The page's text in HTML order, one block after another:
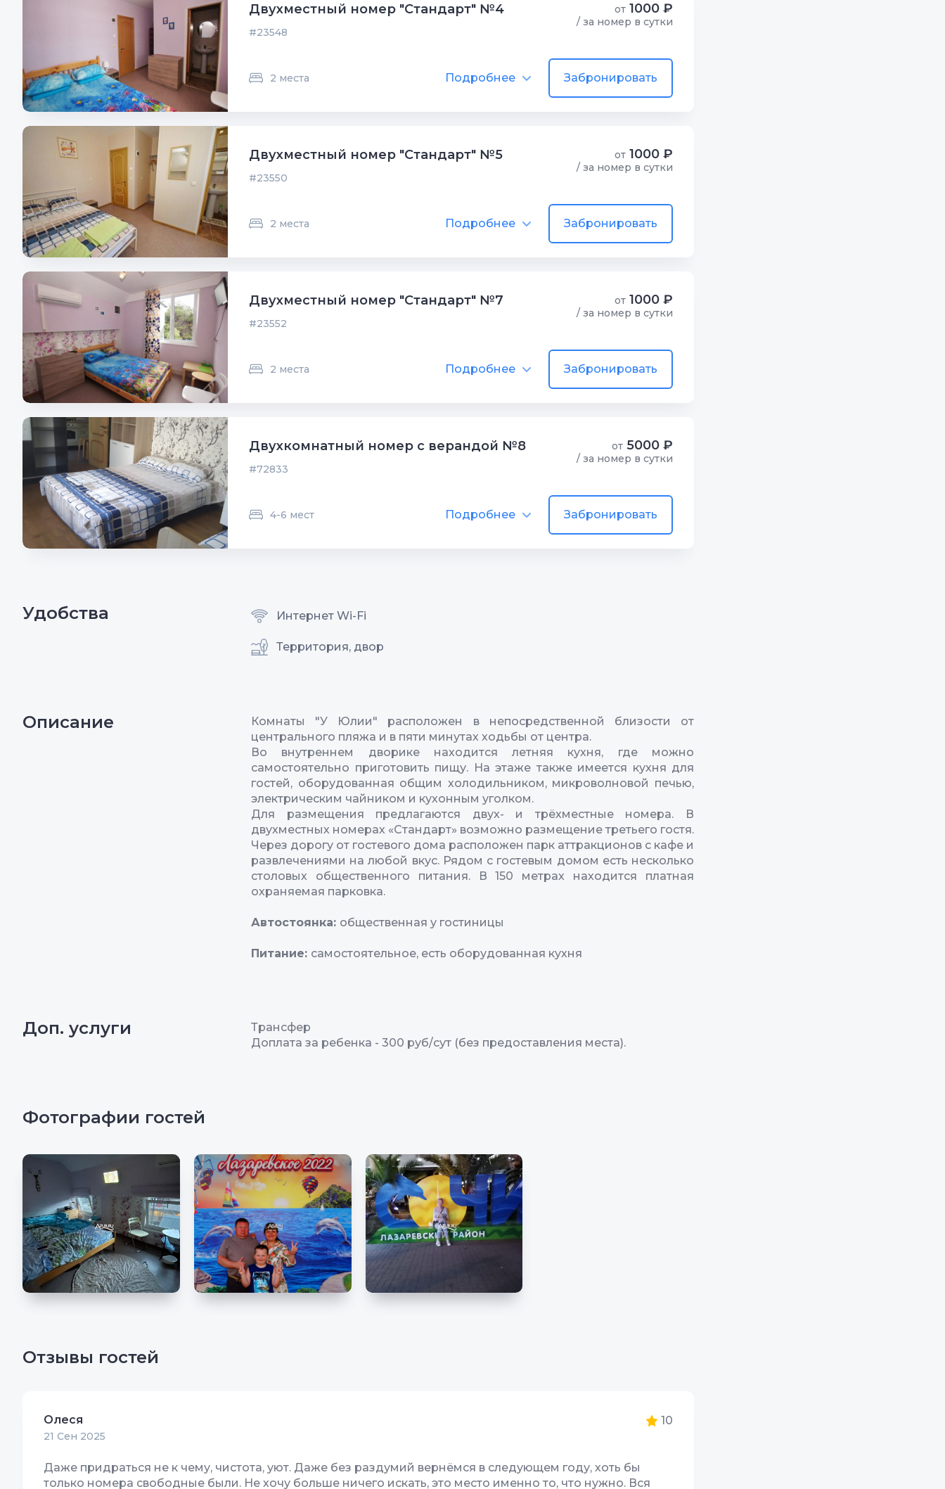
Двухместный номер "Стандарт" №4
#23548
от 1000 ₽
/ за номер в сутки
2 места Подробнее Забронировать
Двухместный номер "Стандарт" №5
#23550
от 1000 ₽
/ за номер в сутки
2 места Подробнее Забронировать
Двухместный номер "Стандарт" №7
#23552
от 1000 ₽
/ за номер в сутки
2 места Подробнее Забронировать
Двухкомнатный номер с верандой №8
#72833
от 5000 ₽
/ за номер в сутки
4-6 мест Подробнее Забронировать
Удобства Интернет Wi-Fi
Территория, двор
Описание
Комнаты "У Юлии" расположен в непосредственной близости от
центрального пляжа и в пяти минутах ходьбы от центра.
Во внутреннем дворике находится летняя кухня, где можно
самостоятельно приготовить пищу. На этаже также имеется кухня для
гостей, оборудованная общим холодильником, микроволновой печью,
электрическим чайником и кухонным уголком.
Для размещения предлагаются двух- и трёхместные номера. В
двухместных номерах «Стандарт» возможно размещение третьего гостя.
Через дорогу от гостевого дома расположен парк аттракционов с кафе и
развлечениями на любой вкус. Рядом с гостевым домом есть несколько
столовых общественного питания. В 150 метрах находится платная
охраняемая парковка.
Автостоянка: общественная у гостиницы
Питание: самостоятельное, есть оборудованная кухня
Доп. услуги
Трансфер
Доплата за ребенка - 300 руб/сут (без предоставления места).
Фотографии гостей
Отзывы гостей
Олеся
21 Сен 2025
10
Даже придраться не к чему, чистота, уют. Даже без раздумий вернёмся в следующем году, хоть бы
только номера свободные были. Не хочу больше ничего искать, это место именно то, что нужно. Вся